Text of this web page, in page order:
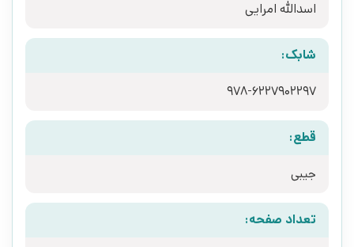
اسدالله امرایی
شابک:
978-6227902297
قطع:
جیبی
تعداد صفحه: